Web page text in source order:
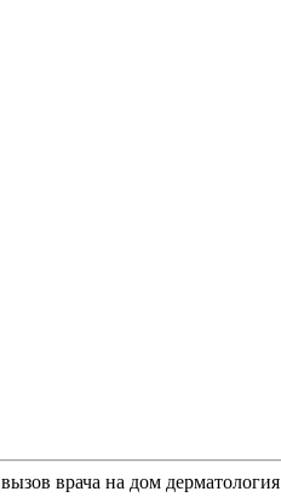
вызов врача на дом дерматология